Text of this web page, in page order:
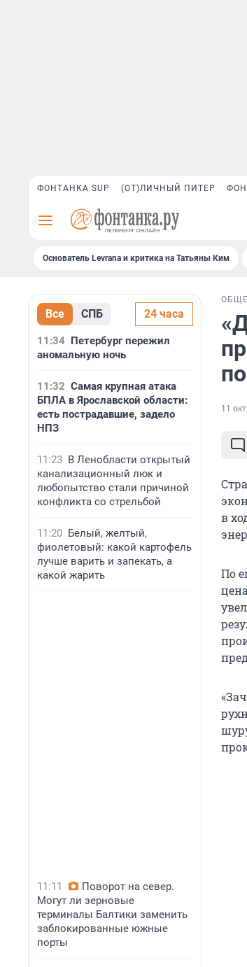
ФОНТАНКА SUP (ОТ)ЛИЧНЫЙ ПИТЕР
Основатель Levrana и критика на Татьяны Ким
Все СПБ 24 часа
11:34 Петербург пережил
аномальную ночь
11:32 Самая крупная атака
БПЛА в Ярославской области:
есть пострадавшие, задело
НПЗ
11:23 В Ленобласти открытый
канализационный люк и
любопытство стали причиной
конфликта со стрельбой
11:20 Белый, желтый,
фиолетовый: какой картофель
лучше варить и запекать, а
какой жарить
11:11
Поворот на север.
Могут ли зерновые
терминалы Балтики заменить
заблокированные южные
порты
11
в
По